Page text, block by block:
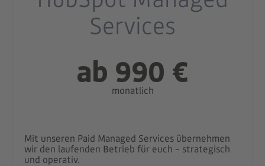
Services
ab 990 €
monatlich
Mit unseren Paid Managed Services übernehmen
wir den laufenden Betrieb für euch – strategisch
und operativ.